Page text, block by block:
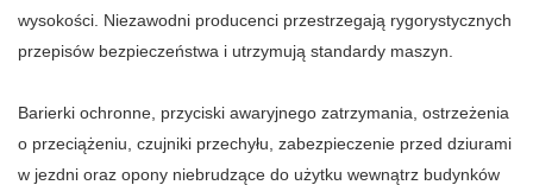
wysokości. Niezawodni producenci przestrzegają rygorystycznych
przepisów bezpieczeństwa i utrzymują standardy maszyn.
Barierki ochronne, przyciski awaryjnego zatrzymania, ostrzeżenia
o przeciążeniu, czujniki przechyłu, zabezpieczenie przed dziurami
w jezdni oraz opony niebrudzące do użytku wewnątrz budynków